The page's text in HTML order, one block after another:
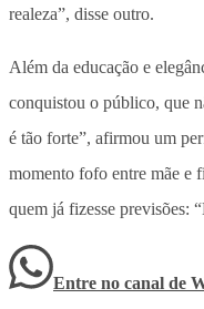
realeza”, disse outro.
Além da educação e
conquistou o público, que
é tão forte”, afirmou um
momento fofo entre mãe e
quem já fizesse previsões:
Entre no canal de